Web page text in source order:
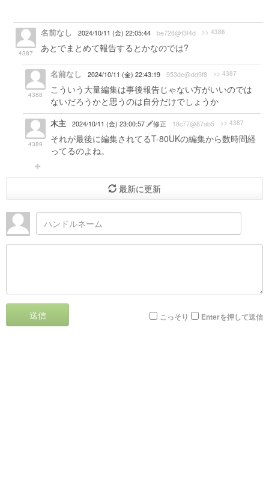
4387
名前なし 2024/10/11 (金) 22:05:44 be726@f3f4d >> 4386
あとでまとめて報告するとかなのでは?
4388
名前なし 2024/10/11 (金) 22:43:19 953de@dd9f8 >> 4387
こういう大量編集は事後報告じゃない方がいいのでは
ないだろうかと思うのは自分だけでしょうか
4389
木主 2024/10/11 (金) 23:00:57 修正 18c77@87ab5 >> 4387
それが最後に編集されてるT-80UKの編集から数時間経
ってるのよね。
最新に更新
送信 こっそり Enterを押して送信